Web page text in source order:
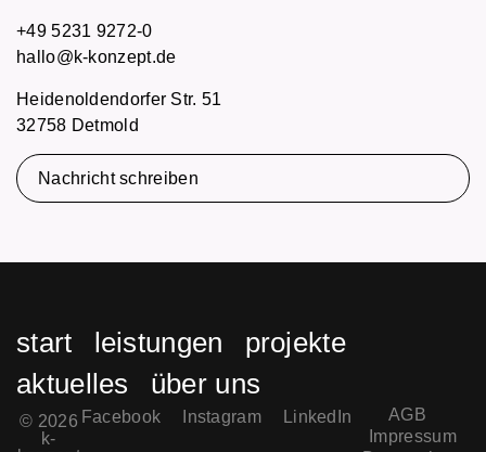
+49 5231 9272-0
hallo@k-konzept.de
Heidenoldendorfer Str. 51
32758 Detmold
Nachricht schreiben
start leistungen
projekte
aktuelles
über uns
© 2026
k-
Facebook Instagram LinkedIn
AGB
Impressum